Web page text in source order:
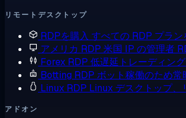
リモートデスクトップ
RDPを購入 すべての RDP プラン
アメリカ RDP 米国 IP の管理者
Forex RDP 低遅延トレーディン
Botting RDP ボット稼働のため常
Linux RDP Linux デスクトップ、
アドオン